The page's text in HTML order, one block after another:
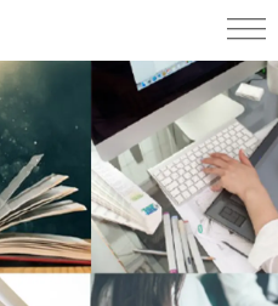
デジタルブック制作代行